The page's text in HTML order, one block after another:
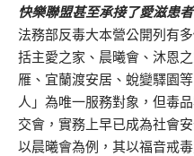
快樂聯盟甚至承接了愛滋患
法務部反毒大本營公開列有
括主愛之家、晨曦會、沐恩
雁、宜蘭渡安居、蛻變驛園
人」為唯一服務對象，但毒
交會，實務上早已成為社會
以晨曦會為例，其以福音戒